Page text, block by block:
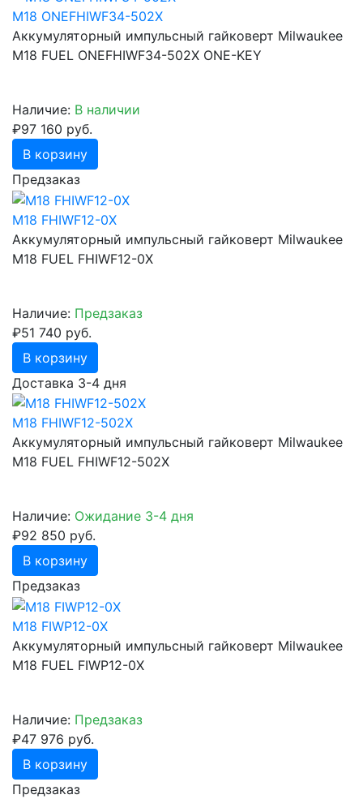
M18 ONEFHIWF34-502X
Аккумуляторный импульсный гайковерт Milwaukee
M18 FUEL ONEFHIWF34-502X ONE-KEY
Наличие: В наличии
₽97 160 руб.
В корзину
Предзаказ
M18 FHIWF12-0X
Аккумуляторный импульсный гайковерт Milwaukee
M18 FUEL FHIWF12-0X
Наличие: Предзаказ
₽51 740 руб.
В корзину
Доставка 3-4 дня
M18 FHIWF12-502X
Аккумуляторный импульсный гайковерт Milwaukee
M18 FUEL FHIWF12-502X
Наличие: Ожидание 3-4 дня
₽92 850 руб.
В корзину
Предзаказ
M18 FIWP12-0X
Аккумуляторный импульсный гайковерт Milwaukee
M18 FUEL FIWP12-0X
Наличие: Предзаказ
₽47 976 руб.
В корзину
Предзаказ